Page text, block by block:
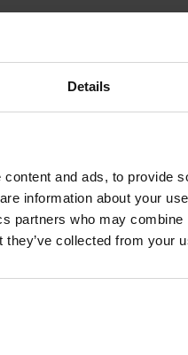
Details
and ads, to provide
information about your
partners who may
they’ve collected from your